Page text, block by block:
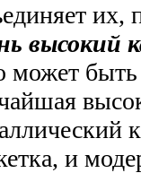
их,
высокий
может
и